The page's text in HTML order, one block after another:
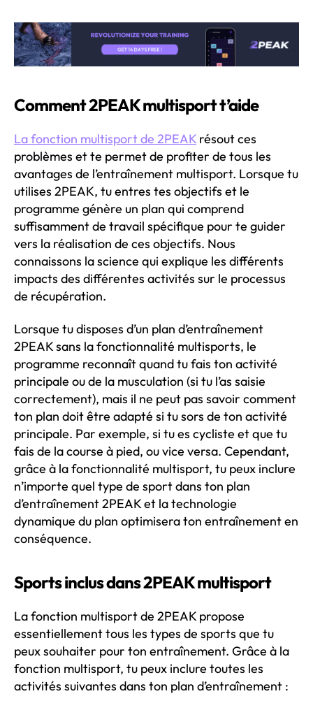
Comment 2PEAK multisport t’aide
La fonction multisport de 2PEAK résout ces
problèmes et te permet de profiter de tous les
avantages de l’entraînement multisport. Lorsque tu
utilises 2PEAK, tu entres tes objectifs et le
programme génère un plan qui comprend
suffisamment de travail spécifique pour te guider
vers la réalisation de ces objectifs. Nous
connaissons la science qui explique les différents
impacts des différentes activités sur le processus
de récupération.
Lorsque tu disposes d’un plan d’entraînement
2PEAK sans la fonctionnalité multisports, le
programme reconnaît quand tu fais ton activité
principale ou de la musculation (si tu l’as saisie
correctement), mais il ne peut pas savoir comment
ton plan doit être adapté si tu sors de ton activité
principale. Par exemple, si tu es cycliste et que tu
fais de la course à pied, ou vice versa. Cependant,
grâce à la fonctionnalité multisport, tu peux inclure
n’importe quel type de sport dans ton plan
d’entraînement 2PEAK et la technologie
dynamique du plan optimisera ton entraînement en
conséquence.
Sports inclus dans 2PEAK multisport
La fonction multisport de 2PEAK propose
essentiellement tous les types de sports que tu
peux souhaiter pour ton entraînement. Grâce à la
fonction multisport, tu peux inclure toutes les
activités suivantes dans ton plan d’entraînement :